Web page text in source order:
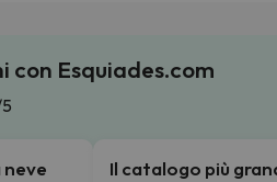
con Esquiades.com
neve Il catalogo più